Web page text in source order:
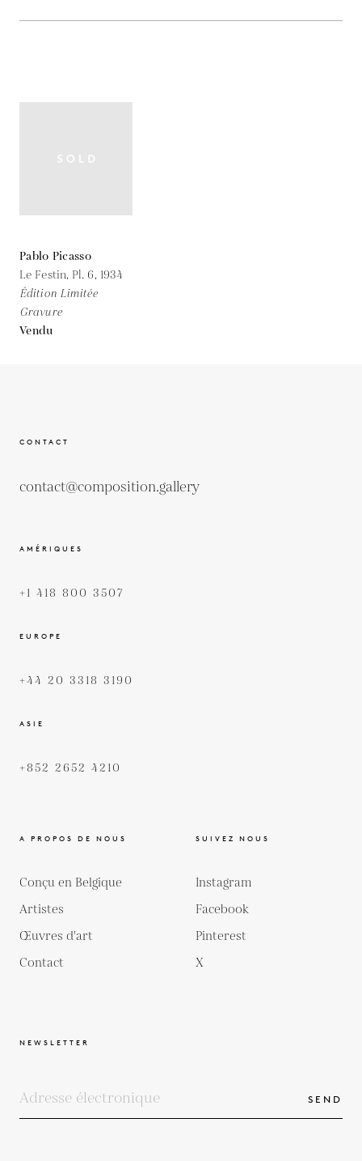
Pablo Picasso
Le Festin, Pl. 6, 1934
Édition Limitée
Gravure
Vendu
CONTACT
contact@composition.gallery
AMÉRIQUES
+1 418 800 3507
EUROPE
+44 20 3318 3190
ASIE
+852 2652 4210
A PROPOS DE NOUS
Conçu en Belgique
Artistes
Œuvres d'art
Contact
SUIVEZ NOUS
Instagram
Facebook
Pinterest
X
NEWSLETTER
SEND